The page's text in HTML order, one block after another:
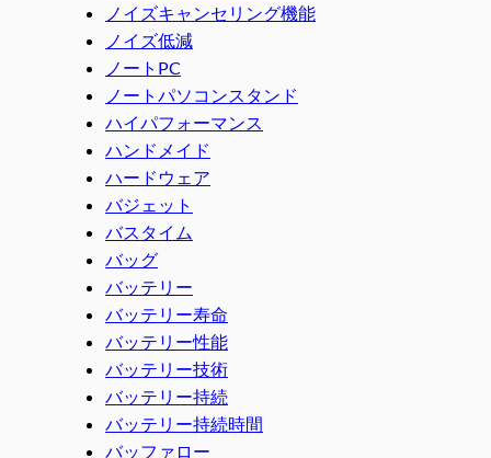
ノイズキャンセリング機能
ノイズ低減
ノートPC
ノートパソコンスタンド
ハイパフォーマンス
ハンドメイド
ハードウェア
バジェット
バスタイム
バッグ
バッテリー
バッテリー寿命
バッテリー性能
バッテリー技術
バッテリー持続
バッテリー持続時間
バッファロー